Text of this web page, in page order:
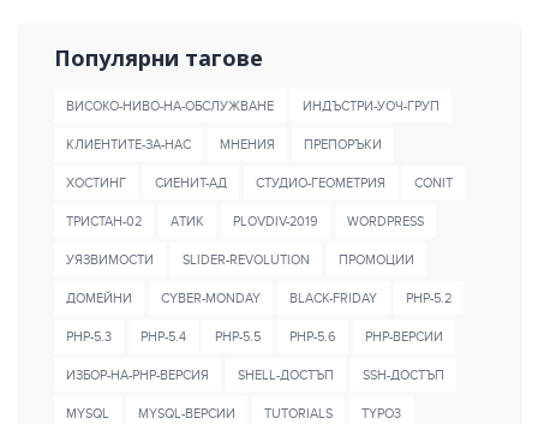
Популярни тагове
ВИСОКО-НИВО-НА-ОБСЛУЖВАНЕ ИНДЪСТРИ-УОЧ-ГРУП
КЛИЕНТИТЕ-ЗА-НАС МНЕНИЯ ПРЕПОРЪКИ
ХОСТИНГ СИЕНИТ-АД СТУДИО-ГЕОМЕТРИЯ CONIT
ТРИСТАН-02 AТИК PLOVDIV-2019 WORDPRESS
УЯЗВИМОСТИ SLIDER-REVOLUTION ПРОМОЦИИ
ДОМЕЙНИ CYBER-MONDAY BLACK-FRIDAY PHP-5.2
PHP-5.3 PHP-5.4 PHP-5.5 PHP-5.6 PHP-ВЕРСИИ
ИЗБОР-НА-PHP-ВЕРСИЯ SHELL-ДОСТЪП SSH-ДОСТЪП
MYSQL MYSQL-ВЕРСИИ TUTORIALS TYPO3